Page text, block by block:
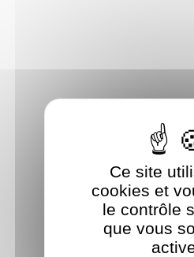
Ce site
cookies et
le contrôle
que vous